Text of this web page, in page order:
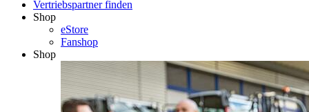
Vertriebspartner finden
Shop
eStore
Fanshop
Shop